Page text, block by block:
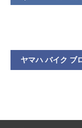
ヤマハ バイク ブ